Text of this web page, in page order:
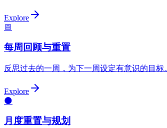
Explore
📅
每周回顾与重置
反思过去的一周，为下一周设定有意识的目标
Explore
🌑
月度重置与规划